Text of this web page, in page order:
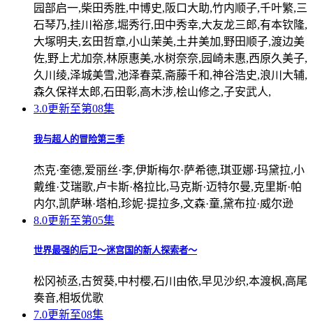
园部启一,柴田秀胜,中博史,阪口大助,竹内顺子,千叶繁,三
石琴乃,挂川裕彦,堀秀行,田中秀幸,大友龙三郎,有本钦隆,
大塚明夫,玄田哲章,小山茉美,土井美加,野田顺子,渡边美
佐,野上尤加奈,林原惠美,水树奈奈,园崎未惠,西原久美子,
久川绫,泽城美雪,池泽春菜,斋藤千和,神谷浩史,浪川大辅,
森久保祥太郎,石田彰,高木涉,桧山修之,子安武人,
3.0更新至第08集
我与超人的冒险第三季
杰克·奎德,爱丽丝·李,伊斯梅尔·萨希德,琪亚娜·玛黛拉,小
戴维·艾瑞歌,卢卡斯·格拉比,马克斯·迈特尔曼,克里斯·帕
内尔,凯萨琳·塔柏,珍妮·提拉多,文森·童,黛布拉·威尔逊
8.0更新至第05集
世界最强的后卫～迷宫国的新人探索者～
松冈祯丞,古贺葵,中村樱,石川由依,早见沙织,本渡枫,高尾
奏音,相坂优歌
7.0更新至08集